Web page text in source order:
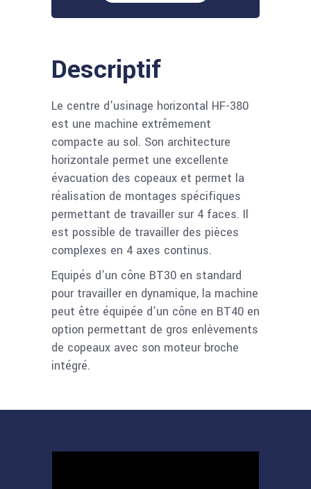
Descriptif
Le centre d’usinage horizontal HF-380
est une machine extrêmement
compacte au sol. Son architecture
horizontale permet une excellente
évacuation des copeaux et permet la
réalisation de montages spécifiques
permettant de travailler sur 4 faces. Il
est possible de travailler des pièces
complexes en 4 axes continus.
Equipés d’un cône BT30 en standard
pour travailler en dynamique, la machine
peut être équipée d’un cône en BT40 en
option permettant de gros enlèvements
de copeaux avec son moteur broche
intégré.